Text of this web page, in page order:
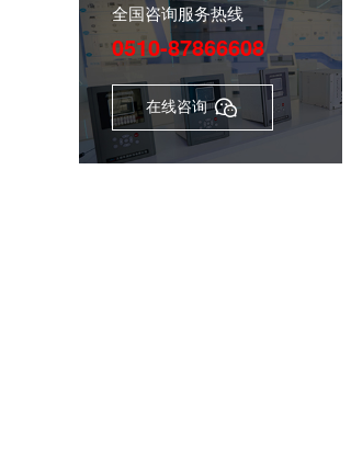
全国咨询服务热线
0510-87866608
在线咨询 